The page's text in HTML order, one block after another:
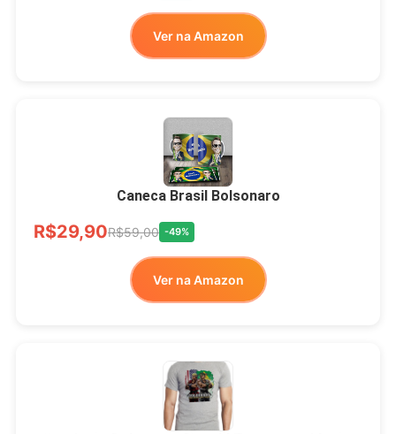
Xícara Bolsonaro
Brasão Deus Acima De
Todos
R$33,00
Ver no MERCADO
LIVRE
Ver na Amazon
Caneca Brasil Bolsonaro
R$29,90R$59,00 -49%
Ver na Amazon